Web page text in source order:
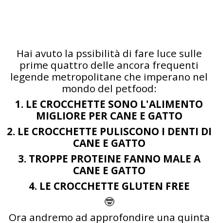
Hai avuto la pssibilità di fare luce sulle
prime quattro delle ancora frequenti
legende metropolitane che imperano nel
mondo del petfood:
1. LE CROCCHETTE SONO L'ALIMENTO
MIGLIORE PER CANE E GATTO
2. LE CROCCHETTE PULISCONO I DENTI DI
CANE E GATTO
3. TROPPE PROTEINE FANNO MALE A
CANE E GATTO
4. LE CROCCHETTE GLUTEN FREE
🤓
Ora andremo ad approfondire una quinta